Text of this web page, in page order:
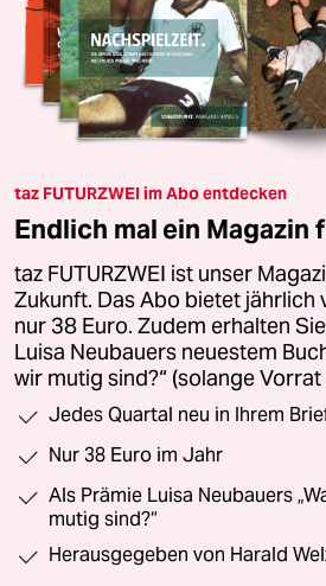
taz FUTURZWEI im Abo entdecken
Endlich mal ein Magazin
taz FUTURZWEI ist unser
Zukunft. Das Abo bietet jährlich
nur 38 Euro. Zudem erhalten
Luisa Neubauers neuestem
wir mutig sind?“ (solange Vorrat
Jedes Quartal neu in Ihrem
Nur 38 Euro im Jahr
Als Prämie Luisa Neubauers
mutig sind?“
Herausgegeben von Harald